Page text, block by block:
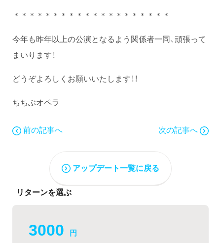
＊＊＊＊＊＊＊＊＊＊＊＊＊＊＊＊＊＊＊＊
今年も昨年以上の公演となるよう関係者一同、頑張って
まいります！
どうぞよろしくお願いいたします！！
ちちぶオペラ
前の記事へ 次の記事へ
アップデート一覧に戻る
リターンを選ぶ
3000 円